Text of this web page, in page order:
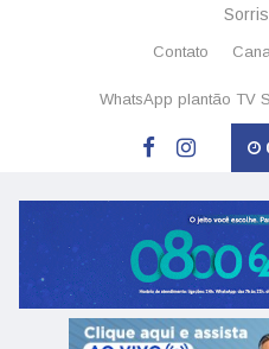
Contato
WhatsApp plantão TV